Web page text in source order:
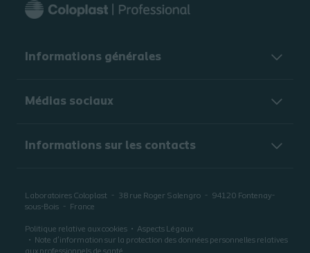
Informations générales​
Médias sociaux
Informations sur les contacts
Laboratoires Coloplast 38 rue Roger Salengro 94120 Fontenay-
sous-Bois
France
Politique relative aux cookies
Aspects Légaux
Note d’information sur la protection des données personnelles relatives